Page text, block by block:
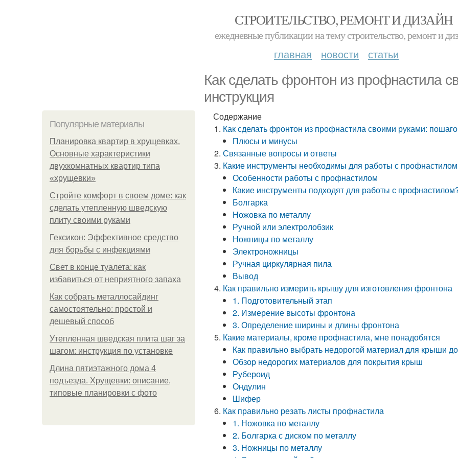
СТРОИТЕЛЬСТВО, РЕМОНТ И ДИЗАЙН
ежедневные публикации на тему строительство, ремонт и
главная новости статьи
Как сделать фронтон из профнастила
инструкция
Популярные материалы
Планировка квартир в хрущевках.
Основные характеристики
двухкомнатных квартир типа
«хрущевки»
Стройте комфорт в своем доме: как
сделать утепленную шведскую
плиту своими руками
Гексикон: Эффективное средство
для борьбы с инфекциями
Свет в конце туалета: как
избавиться от неприятного запаха
Как собрать металлосайдинг
самостоятельно: простой и
дешевый способ
Утепленная шведская плита шаг за
шагом: инструкция по установке
Длина пятиэтажного дома 4
подъезда. Хрущевки: описание,
типовые планировки с фото
Содержание
Как сделать фронтон из профнастила своими руками:
Плюсы и минусы
Связанные вопросы и ответы
Какие инструменты необходимы для работы с профнастилом
Особенности работы с профнастилом
Какие инструменты подходят для работы с
Болгарка
Ножовка по металлу
Ручной или электролобзик
Ножницы по металлу
Электроножницы
Ручная циркулярная пила
Вывод
Как правильно измерить крышу для изготовления фронтона
1. Подготовительный этап
2. Измерение высоты фронтона
3. Определение ширины и длины фронтона
Какие материалы, кроме профнастила, мне понадобятся
Как правильно выбрать недорогой материал для крыши
Обзор недорогих материалов для покрытия крыш
Рубероид
Ондулин
Шифер
Как правильно резать листы профнастила
1. Ножовка по металлу
2. Болгарка с диском по металлу
3. Ножницы по металлу